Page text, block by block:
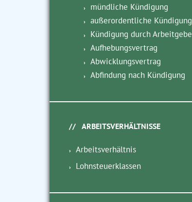
mündliche Kündigung
außerordentliche Kündigung
Kündigung durch
Aufhebungsvertrag
Abwicklungsvertrag
Abfindung nach Kündigung
ARBEITSVERHÄLTNISSE
Arbeitsverhältnis
Lohnsteuerklassen